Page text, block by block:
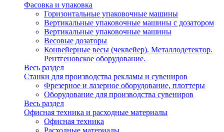
Фасовка и упаковка
Горизонтальные упаковочные машины
Вертикальные упаковочные машины с дозатором
Вертикальные упаковочные машины
Весовые дозаторы
Конвейерные весы (чеквейер). Металлодетектор.
Рентгеновское оборудование.
Весь раздел
Станки для производства рекламы и сувениров
Фрезерное и лазерное оборудование, плоттеры
Оборудование для производства сувениров
Весь раздел
Офисная техника и расходные материалы
Офисная техника
Расходные материалы